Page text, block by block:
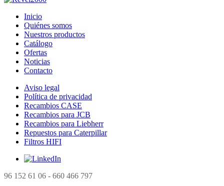
Inicio
Quiénes somos
Nuestros productos
Catálogo
Ofertas
Noticias
Contacto
Aviso legal
Política de privacidad
Recambios CASE
Recambios para JCB
Recambios para Liebherr
Repuestos para Caterpillar
Filtros HIFI
96 152 61 06 - 660 466 797